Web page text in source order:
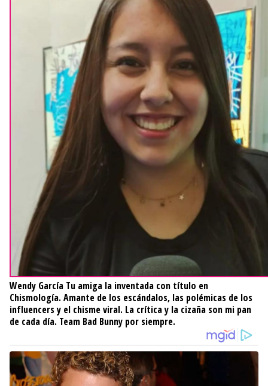
Wendy García Tu amiga la inventada con título en
Chismología. Amante de los escándalos, las polémicas de los
influencers y el chisme viral. La crítica y la cizaña son mi pan
de cada día. Team Bad Bunny por siempre.